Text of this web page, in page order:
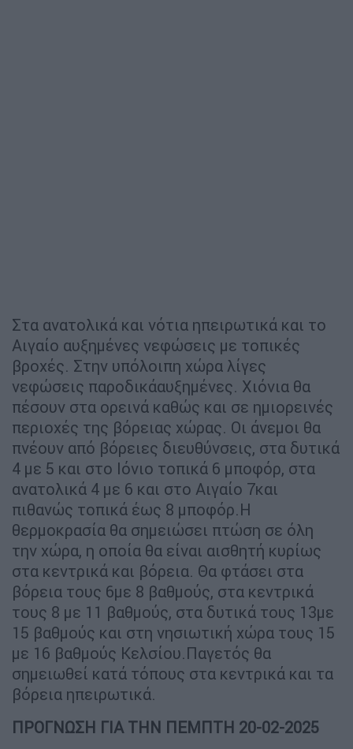
Στα ανατολικά και νότια ηπειρωτικά και το
Αιγαίο αυξημένες νεφώσεις με τοπικές
βροχές. Στην υπόλοιπη χώρα λίγες
νεφώσεις παροδικάαυξημένες. Xιόνια θα
πέσουν στα ορεινά καθώς και σε ημιορεινές
περιοχές της βόρειας χώρας. Οι άνεμοι θα
πνέουν από βόρειες διευθύνσεις, στα δυτικά
4 με 5 και στο Ιόνιο τοπικά 6 μποφόρ, στα
ανατολικά 4 με 6 και στο Αιγαίο 7και
πιθανώς τοπικά έως 8 μποφόρ.Η
θερμοκρασία θα σημειώσει πτώση σε όλη
την χώρα, η οποία θα είναι αισθητή κυρίως
στα κεντρικά και βόρεια. Θα φτάσει στα
βόρεια τους 6με 8 βαθμούς, στα κεντρικά
τους 8 με 11 βαθμούς, στα δυτικά τους 13με
15 βαθμούς και στη νησιωτική χώρα τους 15
με 16 βαθμούς Κελσίου.Παγετός θα
σημειωθεί κατά τόπους στα κεντρικά και τα
βόρεια ηπειρωτικά.
ΠΡΟΓΝΩΣΗ ΓΙΑ ΤΗΝ ΠΕΜΠΤΗ 20-02-2025